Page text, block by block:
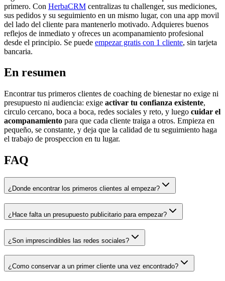
primero. Con HerbaCRM centralizas tu challenger, sus mediciones,
sus pedidos y su seguimiento en un mismo lugar, con una app movil
del lado del cliente para mantenerlo motivado. Adquieres buenos
reflejos de inmediato y ofreces un acompanamiento profesional
desde el principio. Se puede empezar gratis con 1 cliente, sin tarjeta
bancaria.
En resumen
Encontrar tus primeros clientes de coaching de bienestar no exige ni
presupuesto ni audiencia: exige activar tu confianza existente,
circulo cercano, boca a boca, redes sociales y reto, y luego cuidar el
acompanamiento para que cada cliente traiga a otros. Empieza en
pequeño, se constante, y deja que la calidad de tu seguimiento haga
el trabajo de prospeccion en tu lugar.
FAQ
¿Donde encontrar los primeros clientes al empezar?
¿Hace falta un presupuesto publicitario para empezar?
¿Son imprescindibles las redes sociales?
¿Como conservar a un primer cliente una vez encontrado?